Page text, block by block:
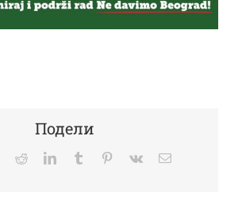
Подели
TwitterRedditLinkedInTumblr Pinterest
Vk Email